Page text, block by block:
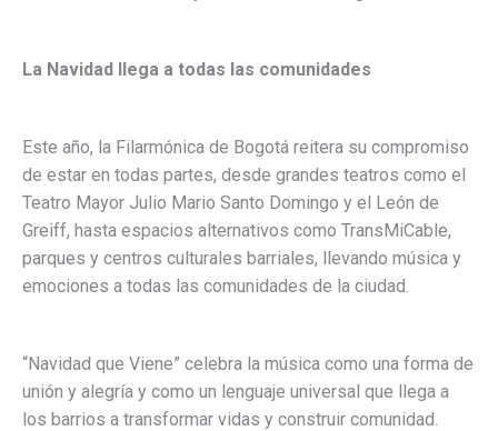
La Navidad llega a todas las comunidades
Este año, la Filarmónica de Bogotá reitera su compromiso
de estar en todas partes, desde grandes teatros como el
Teatro Mayor Julio Mario Santo Domingo y el León de
Greiff, hasta espacios alternativos como TransMiCable,
parques y centros culturales barriales, llevando música y
emociones a todas las comunidades de la ciudad.
“Navidad que Viene” celebra la música como una forma de
unión y alegría y como un lenguaje universal que llega a
los barrios a transformar vidas y construir comunidad.